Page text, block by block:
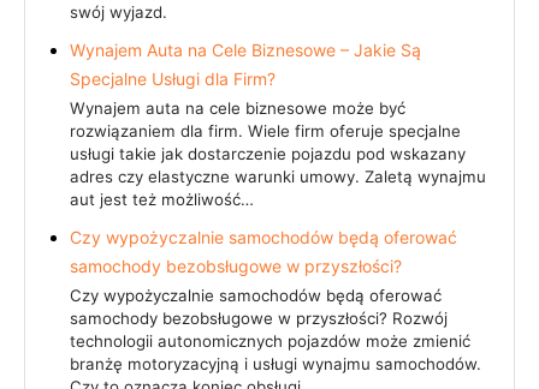
swój wyjazd.
Wynajem Auta na Cele Biznesowe – Jakie Są
Specjalne Usługi dla Firm?
Wynajem auta na cele biznesowe może być
rozwiązaniem dla firm. Wiele firm oferuje specjalne
usługi takie jak dostarczenie pojazdu pod wskazany
adres czy elastyczne warunki umowy. Zaletą wynajmu
aut jest też możliwość…
Czy wypożyczalnie samochodów będą oferować
samochody bezobsługowe w przyszłości?
Czy wypożyczalnie samochodów będą oferować
samochody bezobsługowe w przyszłości? Rozwój
technologii autonomicznych pojazdów może zmienić
branżę motoryzacyjną i usługi wynajmu samochodów.